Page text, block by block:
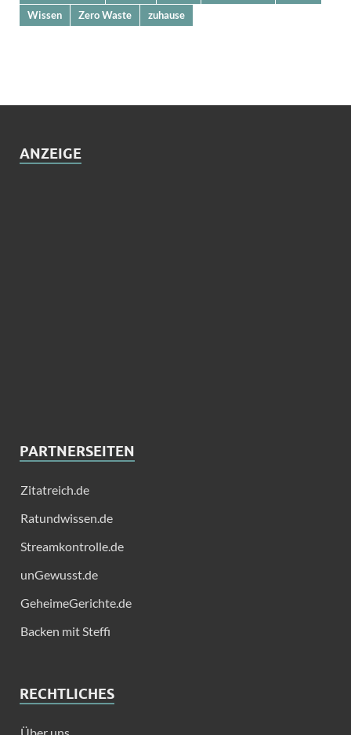
Wissen
Zero Waste zuhause
ANZEIGE
PARTNERSEITEN
Zitatreich.de
Ratundwissen.de
Streamkontrolle.de
unGewusst.de
GeheimeGerichte.de
Backen mit Steffi
RECHTLICHES
Über uns